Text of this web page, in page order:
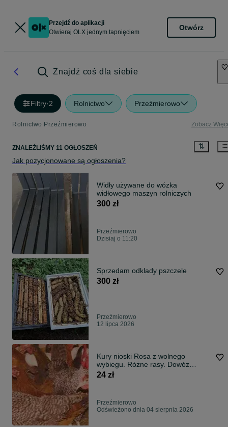
Przejdź do aplikacji
Otwieraj OLX jednym tapnięciem
Otwórz
Znajdź coś dla siebie
Filtry·2 Rolnictwo Przeźmierowo
Rolnictwo Przeźmierowo Zobacz
ZNALEŹLIŚMY 11 OGŁOSZEŃ
Jak pozycjonowane są ogłoszenia?
Widły używane do wózka
widłowego maszyn rolniczych
300 zł
Przeźmierowo
Dzisiaj o 11:20
Sprzedam odklady pszczele
300 zł
Przeźmierowo
12 lipca 2026
Kury nioski Rosa z wolnego
wybiegu. Różne rasy. Dowóz
Zapraszam.
24 zł
Przeźmierowo
Odświeżono dnia 04 sierpnia 2026